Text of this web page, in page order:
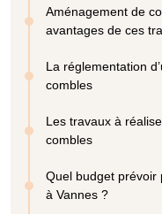
Aménagement de
avantages de ces
La réglementation
combles
Les travaux à
combles
Quel budget prévoir
à Vannes ?